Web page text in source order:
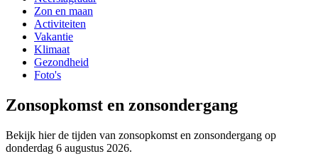
Zon en maan
Activiteiten
Vakantie
Klimaat
Gezondheid
Foto's
Zonsopkomst en zonsondergang
Bekijk hier de tijden van zonsopkomst en zonsondergang op
donderdag 6 augustus 2026.